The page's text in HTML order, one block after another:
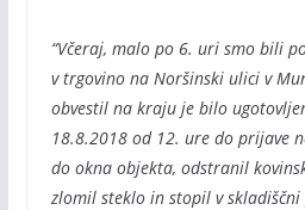
“Včeraj, malo po 6. uri smo bili
v trgovino na Noršinski ulici v
obvestil na kraju je bilo
18.8.2018 od 12. ure do prijave
do okna objekta, odstranil
zlomil steklo in stopil v